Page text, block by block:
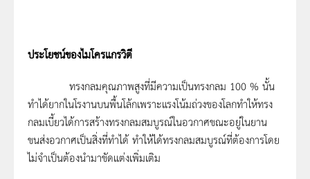
ประโยชน์ของไมโครแกรวิตี
ทรงกลมคุณภาพสูงที่มีความเป็นทรงกลม 100 % นั้น
ทำได้ยากในโรงานบนพื้นโล้กเพราะแรงโน้มถ่วงของโลกทำให้ทรง
กลมเบี้ยวได้การสร้างทรงกลมสมบูรณ์ในอวกาศขณะอยู่ในยาน
ขนส่งอวกาศเป็นสิ่งที่ทำได้ ทำให้ได้ทรงกลมสมบูรณ์ที่ต้องการโดย
ไม่จำเป็นต้องนำมาขัดแต่งเพิ่มเติม